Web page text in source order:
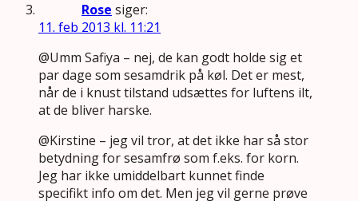
Rose siger:
11. feb 2013 kl. 11:21
@Umm Safiya – nej, de kan godt holde sig et
par dage som sesamdrik på køl. Det er mest,
når de i knust tilstand udsættes for luftens ilt,
at de bliver harske.
@Kirstine – jeg vil tror, at det ikke har så stor
betydning for sesamfrø som f.eks. for korn.
Jeg har ikke umiddelbart kunnet finde
specifikt info om det. Men jeg vil gerne prøve